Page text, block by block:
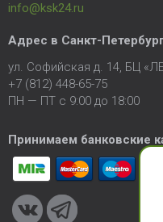
info@ksk24.ru
Адрес в Санкт-
ул. Софийская д. 14, БЦ
+7 (812) 448-65-75
ПН — ПТ с 9:00 до 18:00
Принимаем банковские